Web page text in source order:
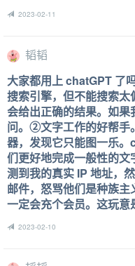
2023-02-11
韬韬
大家都用上 chatGPT 了
搜索引擎，但不能搜索
会给出正确的结果。如
问。②文字工作的好帮手
器，发现它只能图一乐
们更好地完成一般性的
测到我的真实 IP 地址，
邮件，怒骂他们是种族
一定会充个会员。这玩意
2023-02-10